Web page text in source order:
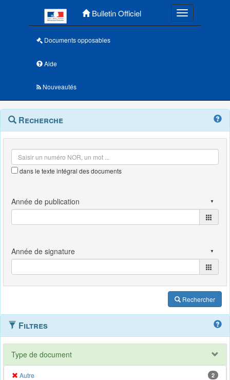
Bulletin Officiel Toggle
Documents opposables
Aide
Nouveautés
Navigation
outils
Menu
contextuel
Recherche
dans le texte intégral des documents
Rechercher
Filtres
Type de document
Autre 2